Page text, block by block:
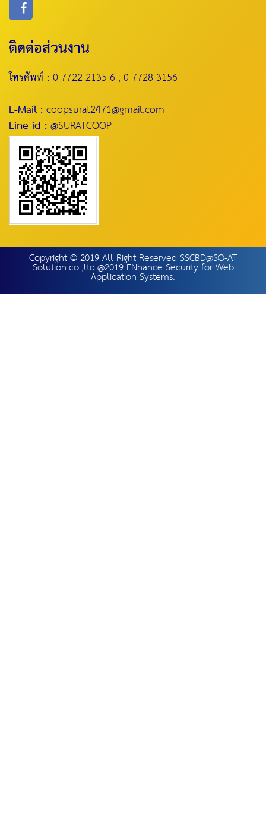
ติดต่อส่วนงาน
โทรศัพท์ :0-7722-2135-6 , 0-7728-3156
E-Mail :coopsurat2471@gmail.com
Line id :@SURATCOOP
Copyright © 2019 All Right Reserved SSCBD@SO-AT
Solution.co.,ltd.@2019 ENhance Security for Web
Application Systems.